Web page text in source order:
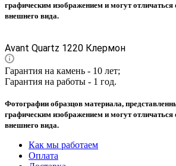
графическим изображением и могут отличаться
внешнего вида.
Avant Quartz 1220 Клермон
Гарантия на камень - 10 лет;
Гарантия на работы - 1 год.
Фотографии образцов материала,
графическим изображением и могут отличаться
внешнего вида.
Как мы работаем
Оплата